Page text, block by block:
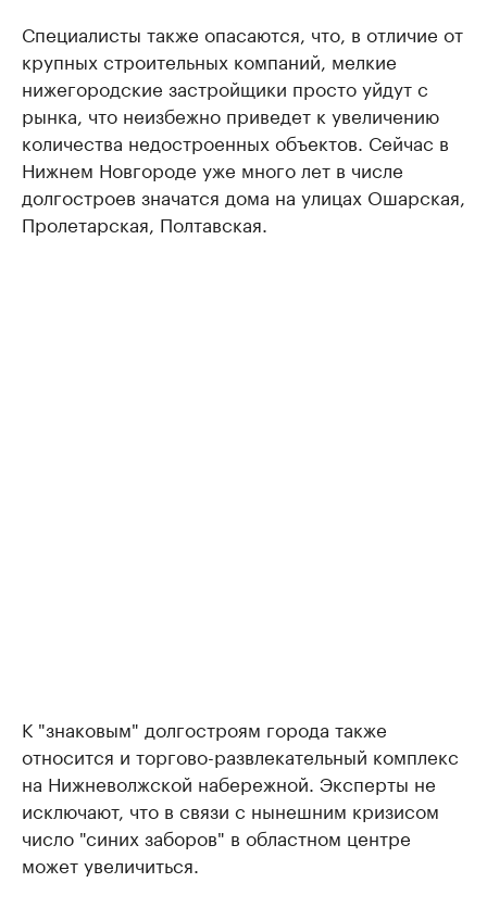
Специалисты также опасаются, что, в отличие от
крупных строительных компаний, мелкие
нижегородские застройщики просто уйдут с
рынка, что неизбежно приведет к увеличению
количества недостроенных объектов. Сейчас в
Нижнем Новгороде уже много лет в числе
долгостроев значатся дома на улицах Ошарская,
Пролетарская, Полтавская.
К "знаковым" долгостроям города также
относится и торгово-развлекательный комплекс
на Нижневолжской набережной. Эксперты не
исключают, что в связи с нынешним кризисом
число "синих заборов" в областном центре
может увеличиться.